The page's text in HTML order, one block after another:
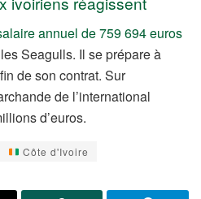
annuel de 759 694 euros
Seagulls. Il se prépare à
de son contrat. Sur
de l’international
d’euros.
Côte d'Ivoire